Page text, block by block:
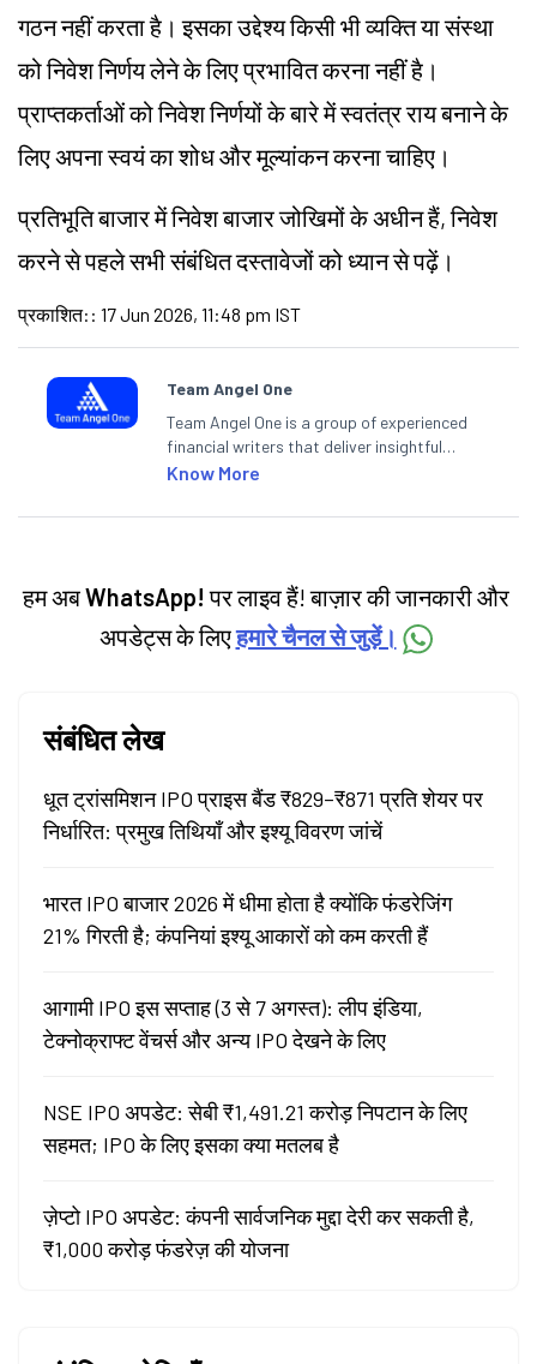
गठन नहीं करता है। इसका उद्देश्य किसी भी व्यक्ति या संस्था
को निवेश निर्णय लेने के लिए प्रभावित करना नहीं है।
प्राप्तकर्ताओं को निवेश निर्णयों के बारे में स्वतंत्र राय बनाने के
लिए अपना स्वयं का शोध और मूल्यांकन करना चाहिए।
प्रतिभूति बाजार में निवेश बाजार जोखिमों के अधीन हैं, निवेश
करने से पहले सभी संबंधित दस्तावेजों को ध्यान से पढ़ें।
प्रकाशित: : 17 Jun 2026, 11:48 pm IST
Team Angel One
Team Angel One is a group of experienced
financial writers that deliver insightful
articles on the stock market, IPO, economy,
categories.
Know More
हम अबWhatsApp! पर लाइव हैं! बाज़ार की जानकारी और
अपडेट्स के लिएहमारे चैनल से जुड़ें।
संबंधित लेख
धूत ट्रांसमिशन IPO प्राइस बैंड ₹829–₹871 प्रति शेयर पर
निर्धारित: प्रमुख तिथियाँ और इश्यू विवरण जांचें
भारत IPO बाजार 2026 में धीमा होता है क्योंकि फंडरेजिंग
21% गिरती है; कंपनियां इश्यू आकारों को कम करती हैं
आगामी IPO इस सप्ताह (3 से 7 अगस्त): लीप इंडिया,
टेक्नोक्राफ्ट वेंचर्स और अन्य IPO देखने के लिए
NSE IPO अपडेट: सेबी ₹1,491.21 करोड़ निपटान के लिए
सहमत; IPO के लिए इसका क्या मतलब है
ज़ेप्टो IPO अपडेट: कंपनी सार्वजनिक मुद्दा देरी कर सकती है,
₹1,000 करोड़ फंडरेज़ की योजना